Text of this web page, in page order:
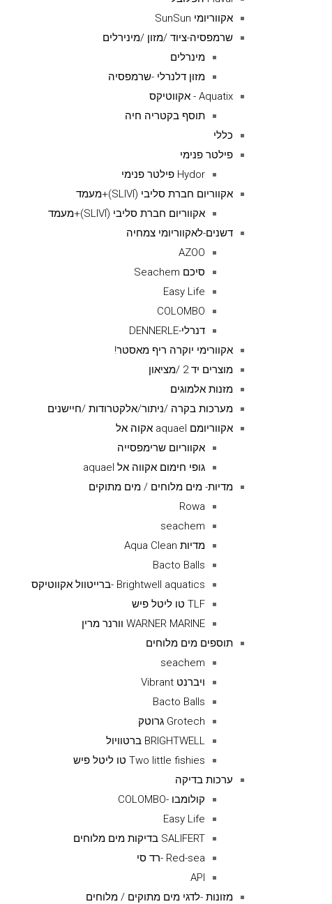
אקווריומי SunSun
שרמפסיה-ציוד /מזון /מינירלים
מינרלים
מזון דלנרלי -שרמפסיה
Aquatix - אקווטיקס
תוסף בקטריה חיה
כללי
פילטר פנימי
Hydor פילטר פנימי
אקווריום חברת סליבי (SLIVIׂׂ)+מעמד
אקווריום חברת סליבי (SLIVIׂׂ)+מעמד
דשנים-לאקווריומי צמחיה
AZOO
סיכם Seachem
Easy Life
COLOMBO
דנרלי-DENNERLE
אקוורימי יוקרה ריף מאסטר!
מוצרים יד 2 /מציאון
מזנות אלמוגים
מערכות בקרה /ניתור/אלקטרודות /חיישנים
אקווריומם aquael אקוה אל
אקווריום שרימפסייה
גופי חימום אקווה אל aquael
מדיות- מים מלוחים / מים מתוקים
Rowa
seachem
מדיות Aqua Clean
Bacto Balls
Brightwell aquatics -ברייטוול אקווטיקס
TLF טו ליטל פיש
WARNER MARINE וורנר מרין
תוספים מים מלוחים
seachem
ויברנט Vibrant
Bacto Balls
Grotech גרוטק
BRIGHTWELL ברטוויול
Two little fishies טו ליטל פיש
ערכות בדיקה
קולומבו -COLOMBO
Easy Life
SALIFERT בדיקות מים מלוחים
Red-sea -רד סי
API
מזונות -לדגי מים מתוקים / מלוחים